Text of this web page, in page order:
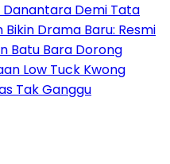
Danantara Demi Tata
Bikin Drama Baru: Resmi
Batu Bara Dorong
Low Tuck Kwong
Tak Ganggu